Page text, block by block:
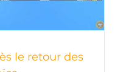
le retour des